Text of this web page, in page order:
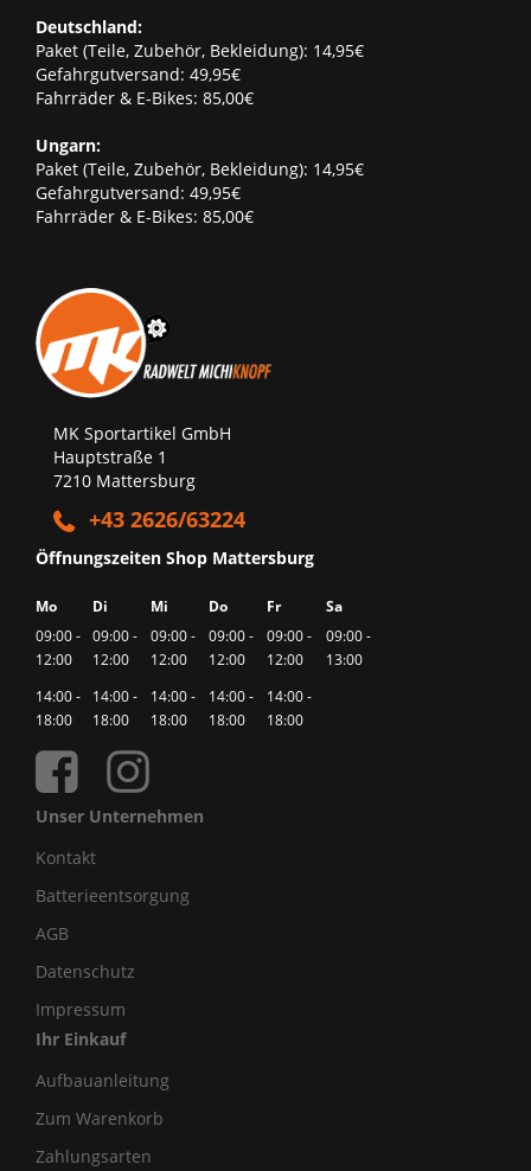
Deutschland:
Paket (Teile, Zubehör, Bekleidung): 14,95€
Gefahrgutversand: 49,95€
Fahrräder & E-Bikes: 85,00€
Ungarn:
Paket (Teile, Zubehör, Bekleidung): 14,95€
Gefahrgutversand: 49,95€
Fahrräder & E-Bikes: 85,00€
MK Sportartikel GmbH
Hauptstraße 1
7210 Mattersburg
+43 2626/63224
Öffnungszeiten Shop Mattersburg
Mo Di Mi Do Fr
Sa
09:00 -
12:00
09:00 -
12:00
09:00 -
12:00
09:00 -
12:00
09:00 -
12:00
09:00 -
13:00
14:00 -
18:00
14:00 -
18:00
14:00 -
18:00
14:00 -
18:00
14:00 -
18:00
Unser Unternehmen
Kontakt
Batterieentsorgung
AGB
Datenschutz
Impressum
Ihr Einkauf
Aufbauanleitung
Zum Warenkorb
Zahlungsarten